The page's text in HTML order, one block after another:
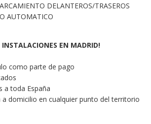
DELANTEROS/TRASEROS
AUTOMATICO
INSTALACIONES EN MADRID!
como parte de pago
a toda España
domicilio en cualquier punto del territorio